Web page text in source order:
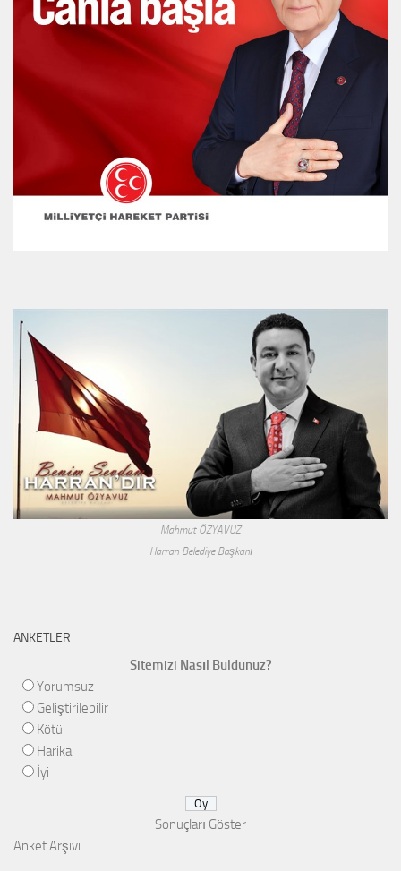
Mahmut ÖZYAVUZ
Harran Belediye Başkanı
ANKETLER
Sitemizi Nasıl Buldunuz?
Yorumsuz
Geliştirilebilir
Kötü
Harika
İyi
Sonuçları Göster
Anket Arşivi